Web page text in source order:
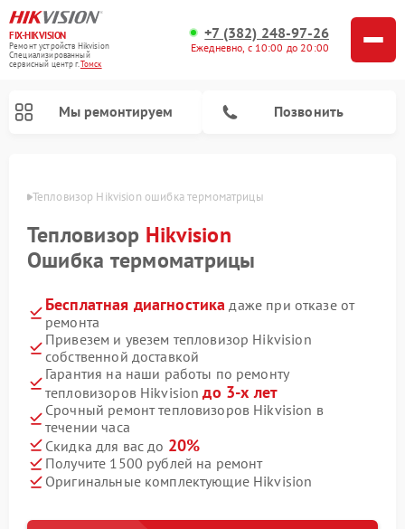
FIX-HIKVISION
Ремонт устройств Hikvision
Специализированный
cервисный центр г.Томск
+7 (382) 248-97-26
Ежедневно, с 10:00 до 20:00
Мы ремонтируем Позвонить
Тепловизор Hikvision ошибка термоматрицы
Тепловизор Hikvision
Ошибка термоматрицы
Бесплатная диагностика даже при отказе от
ремонта
Привезем и увезем тепловизор Hikvision
собственной доставкой
Гарантия на наши работы по ремонту
тепловизоров Hikvisionдо 3-х лет
Срочный ремонт тепловизоров Hikvision в
течении часа
Скидка для вас до 20%
Получите 1500 рублей на ремонт
Оригинальные комплектующие Hikvision